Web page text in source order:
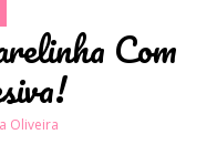
Com
Oliveira